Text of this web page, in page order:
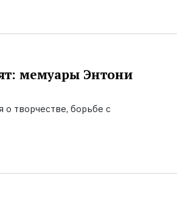
мемуары Энтони
о творчестве, борьбе с